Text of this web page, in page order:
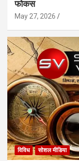
फोकस
May 27, 2026
विविध सोशल मीडिया